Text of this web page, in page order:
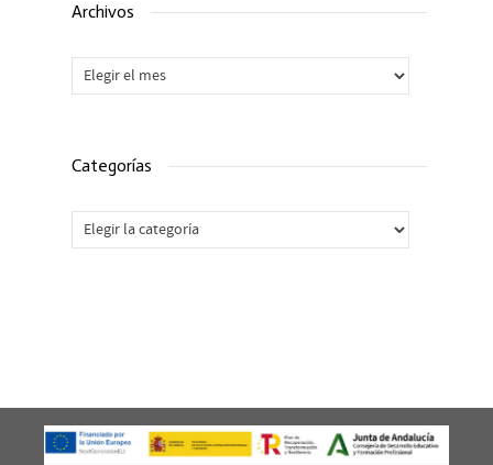
Archivos
Archivos
Categorías
Categorías